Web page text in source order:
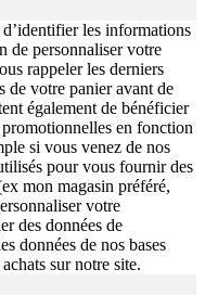
les informations
de personnaliser votre
rappeler les derniers
de votre panier avant de
également de bénéficier
en fonction
si vous venez de nos
pour vous fournir des
mon magasin préféré,
votre
des données de
données de nos bases
sur notre site.